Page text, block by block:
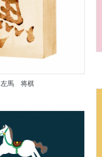
左馬 将棋